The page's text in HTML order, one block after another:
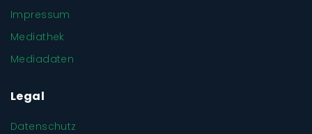
Impressum
Mediathek
Mediadaten
Legal
Datenschutz